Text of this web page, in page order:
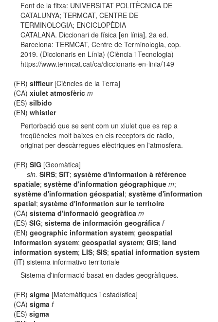
Font de la fitxa: UNIVERSITAT POLITÈCNICA DE
CATALUNYA; TERMCAT, CENTRE DE
TERMINOLOGIA; ENCICLOPÈDIA
CATALANA. Diccionari de física [en línia]. 2a ed.
Barcelona: TERMCAT, Centre de Terminologia, cop.
2019. (Diccionaris en Línia) (Ciència i Tecnologia)
https://www.termcat.cat/ca/diccionaris-en-linia/149
(FR)siffleur[Ciències de la Terra]
(CA)xiulet atmosfèric m
(ES)silbido
(EN)whistler
Pertorbació que se sent com un xiulet que es rep a
freqüències molt baixes en els receptors de ràdio,
originat per descàrregues elèctriques en l'atmosfera.
(FR)SIG [Geomàtica]
sin. SIRS; SIT; système d'information à référence
spatiale;système d'information géographique m;
système d'information géospatial;système d'information
spatial;système d'information sur le territoire
(CA)sistema d'informació geogràfica m
(ES)SIG;sistema de información geográfica f
(EN)geographic information system;geospatial
information system;geospatial system;GIS; land
information system; LIS;SIS;spatial information system
(IT) sistema informativo territoriale
Sistema d'informació basat en dades geogràfiques.
(FR)sigma [Matemàtiques i estadística]
(CA)sigma f
(ES)sigma